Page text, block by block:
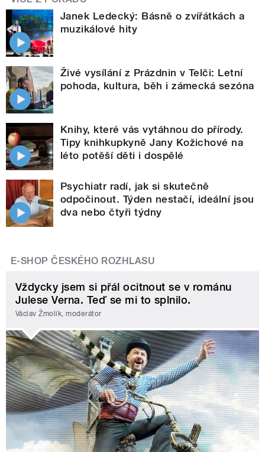
Janek Ledecký: Básně o zvířátkách a
muzikálové hity
Živé vysílání z Prázdnin v Telči: Letní
pohoda, kultura, běh i zámecká sezóna
Knihy, které vás vytáhnou do přírody.
Tipy knihkupkyně Jany Kožichové na
léto potěší děti i dospělé
Psychiatr radí, jak si skutečně
odpočinout. Týden nestačí, ideální jsou
dva nebo čtyři týdny
E-SHOP ČESKÉHO ROZHLASU
Vždycky jsem si přál ocitnout se v románu
Julese Verna. Teď se mi to splnilo.
Václav Žmolík, moderátor